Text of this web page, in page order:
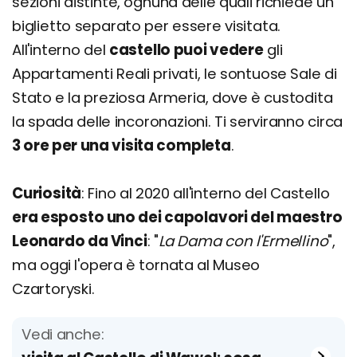
biglietto separato per essere visitata.
All'interno del castello puoi vederegli
Appartamenti Reali privati, le sontuose Sale di
Stato e la preziosa Armeria, dove è custodita
la spada delle incoronazioni. Ti serviranno circa
3 ore per una visita completa.
Curiosità: Fino al 2020 all'interno del Castello
era esposto uno dei capolavori del maestro
Leonardo da Vinci: "La Dama con l'Ermellino",
ma oggi l'opera è tornata al Museo
Czartoryski.
Vedi anche: